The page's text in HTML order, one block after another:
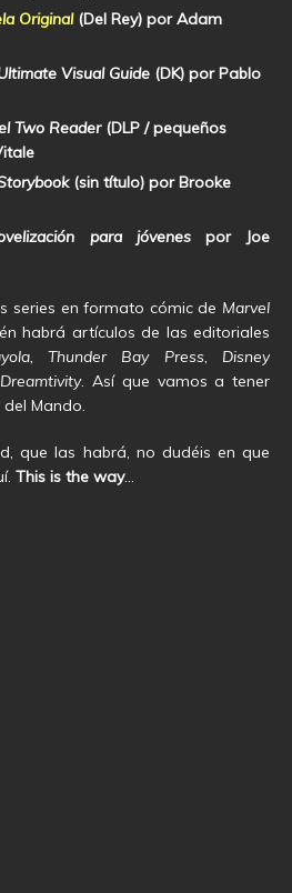
Original(Del Rey) por Adam
Visual Guide (DK) por Pablo
Two Reader(DLP / pequeños
(sin título) por Brooke
para jóvenespor Joe
series en formato cómic de Marvel
habrá artículos de las editoriales
Thunder Bay Press
Disney
Dreamtivity. Así que vamos a tener
Mando.
que las habrá, no dudéis en que
This is the way…